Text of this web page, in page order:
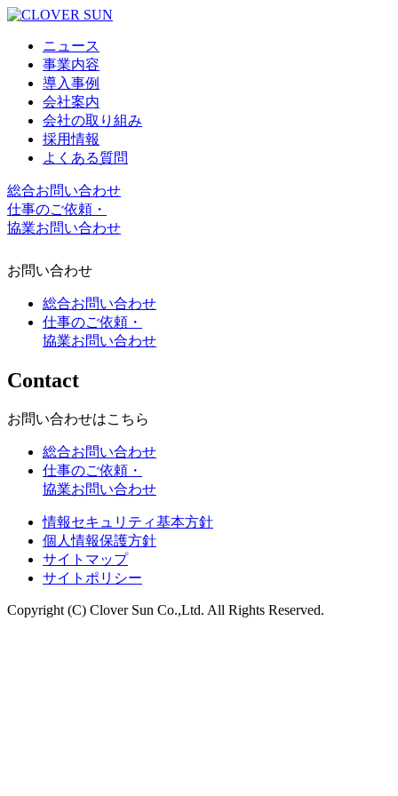
ニュース
事業内容
導入事例
会社案内
会社の取り組み
採用情報
よくある質問
総合お問い合わせ
仕事のご依頼・
協業お問い合わせ
お問い合わせ
総合お問い合わせ
仕事のご依頼・
協業お問い合わせ
Contact
お問い合わせはこちら
総合お問い合わせ
仕事のご依頼・
協業お問い合わせ
情報セキュリティ基本方針
個人情報保護方針
サイトマップ
サイトポリシー
Copyright (C) Clover Sun Co.,Ltd. All Rights Reserved.